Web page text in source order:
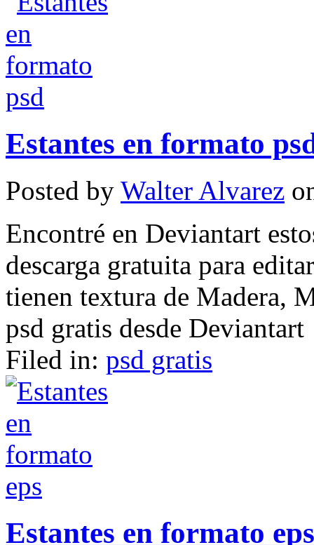
Estantes en formato
Posted by Walter Alvarez
Encontré en Deviantart
descarga gratuita para
tienen textura de Madera,
psd gratis desde Deviantart
Filed in: psd gratis
Estantes en formato eps